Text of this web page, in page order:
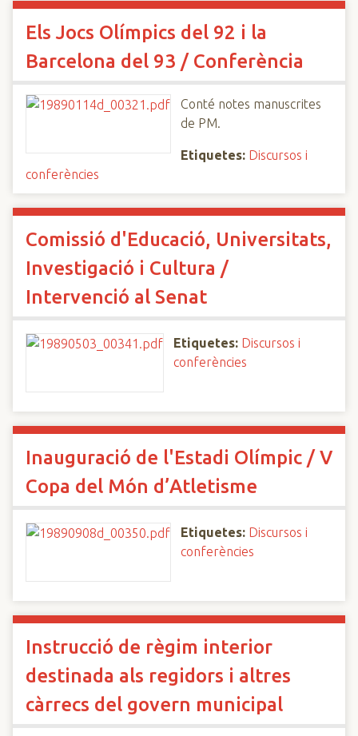
Els Jocs Olímpics del 92 i la
Barcelona del 93 / Conferència
Conté notes manuscrites
de PM.
Etiquetes: Discursos i
conferències
Comissió d'Educació, Universitats,
Investigació i Cultura /
Intervenció al Senat
Etiquetes: Discursos i
conferències
Inauguració de l'Estadi Olímpic / V
Copa del Món d’Atletisme
Etiquetes: Discursos i
conferències
Instrucció de règim interior
destinada als regidors i altres
càrrecs del govern municipal